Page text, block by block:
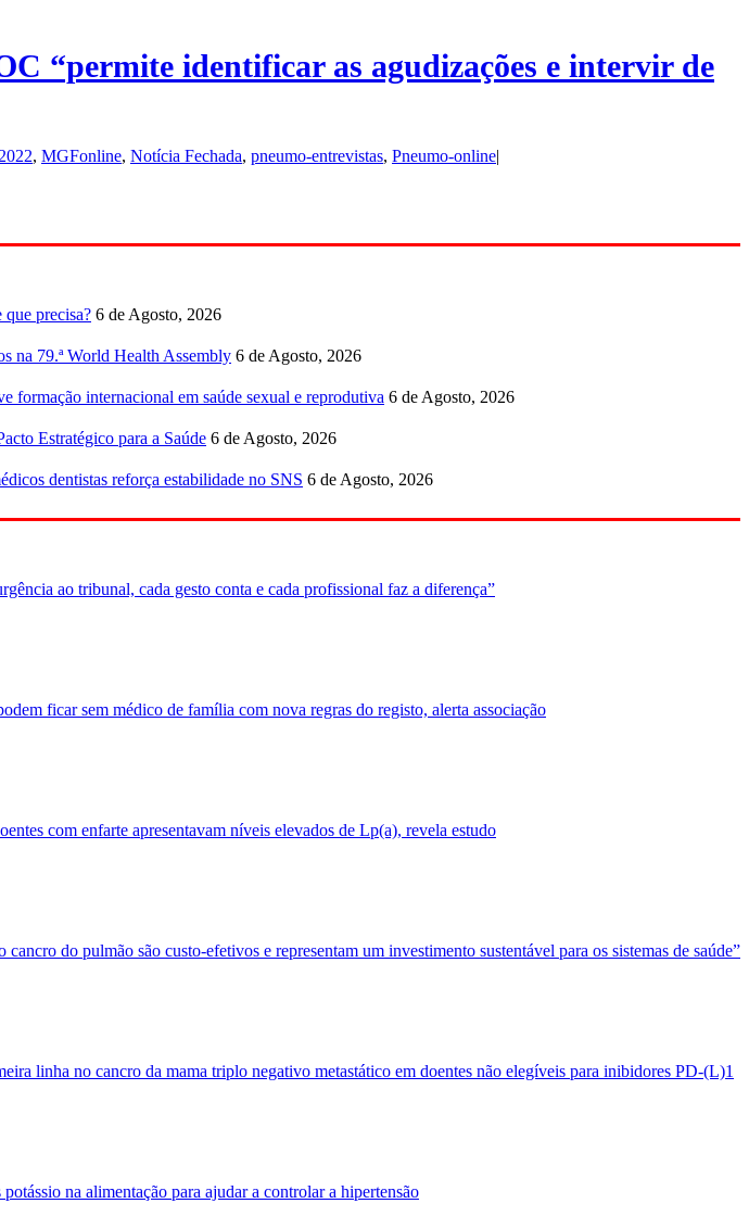
“permite identificar as agudizações e intervir de
, MGFonline, Notícia Fechada, pneumo-entrevistas, Pneumo-online|
que precisa? 6 de Agosto, 2026
na 79.ª World Health Assembly 6 de Agosto, 2026
formação internacional em saúde sexual e reprodutiva 6 de Agosto, 2026
Estratégico para a Saúde 6 de Agosto, 2026
dentistas reforça estabilidade no SNS 6 de Agosto, 2026
ao tribunal, cada gesto conta e cada profissional faz a diferença”
ficar sem médico de família com nova regras do registo, alerta associação
com enfarte apresentavam níveis elevados de Lp(a), revela estudo
cancro do pulmão são custo-efetivos e representam um investimento sustentável para os sistemas de saúde”
linha no cancro da mama triplo negativo metastático em doentes não elegíveis para inibidores PD-(L)1
na alimentação para ajudar a controlar a hipertensão